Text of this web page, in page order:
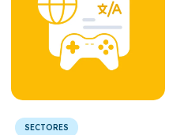
SECTORES